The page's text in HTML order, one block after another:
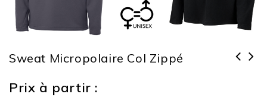
Sweat Micropolaire Col Zippé
Prix à partir :